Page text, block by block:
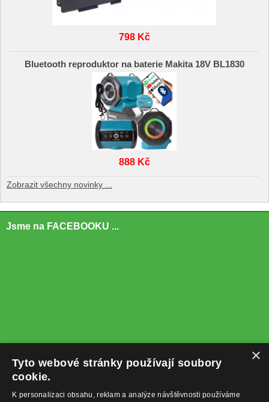
798 Kč
Bluetooth reproduktor na baterie Makita 18V BL1830
888 Kč
Zobrazit všechny novinky ...
Jsme na FACEBOOKU ...
×
Tyto webové stránky používají soubory
cookie.
K personalizaci obsahu, reklam a analýze návštěvnosti používáme